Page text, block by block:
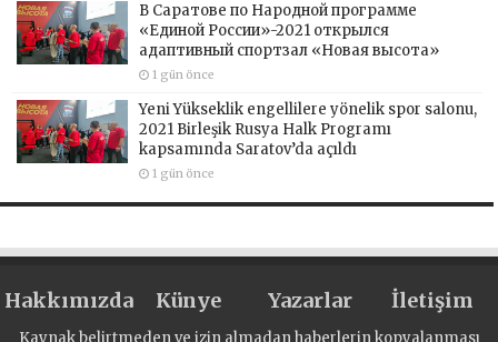
В Саратове по Народной программе
«Единой России»-2021 открылся
адаптивный спортзал «Новая высота»
1 gün önce
Yeni Yükseklik engellilere yönelik spor salonu,
2021 Birleşik Rusya Halk Programı
kapsamında Saratov’da açıldı
1 gün önce
Hakkımızda Künye Yazarlar İletişim